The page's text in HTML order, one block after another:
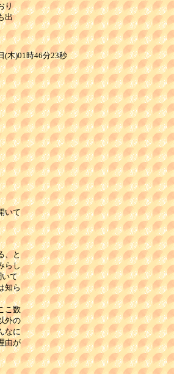
り
出
木)01時46分23秒
いて
、と
らし
いて
知ら
こ数
外の
なに
由が